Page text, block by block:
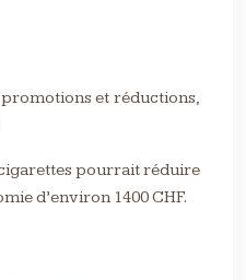
et réductions,
pourrait réduire
d’environ 1400 CHF.